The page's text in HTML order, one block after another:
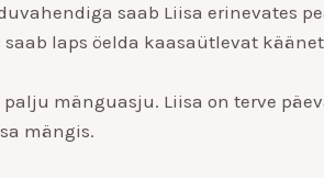
saab Liisa erinevates
laps öelda kaasaütlevat
mänguasju. Liisa on terve
mängis.